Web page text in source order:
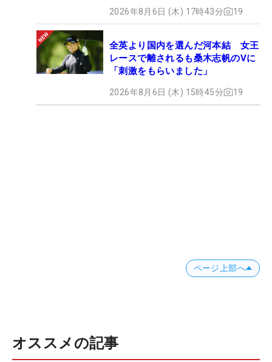
2026年8月6日 (木) 17時43分 19
全英より国内を選んだ河本結 女王
レースで離されるも桑木志帆のVに
「刺激をもらいました」
2026年8月6日 (木) 15時45分 19
ページ上部へ
オススメの記事